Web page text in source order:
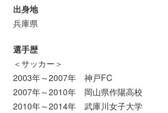
出身地
兵庫県
選手歴
＜サッカー＞
2003年～2007年 神戸FC
2007年～2010年 岡山県作陽高校
2010年～2014年 武庫川女子大学